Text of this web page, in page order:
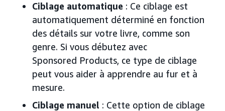
Ciblage automatique : Ce ciblage est
automatiquement déterminé en fonction
des détails sur votre livre, comme son
genre. Si vous débutez avec
Sponsored Products, ce type de ciblage
peut vous aider à apprendre au fur et à
mesure.
Ciblage manuel : Cette option de ciblage